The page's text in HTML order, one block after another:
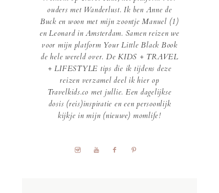
ouders met Wanderlust. Ik ben Anne de
Buck en woon met mijn zoontje Manuel (1)
en Leonard in Amsterdam. Samen reizen we
voor mijn platform Your Little Black Book
de hele wereld over. De KIDS + TRAVEL
+ LIFESTYLE tips die ik tijdens deze
reizen verzamel deel ik hier op
Travelkids.co met jullie. Een dagelijkse
dosis (reis)inspiratie en een persoonlijk
kijkje in mijn (nieuwe) momlife!